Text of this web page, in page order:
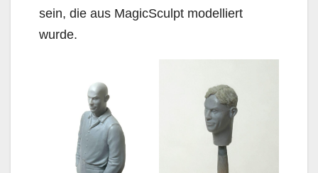
sein, die aus MagicSculpt modelliert
wurde.